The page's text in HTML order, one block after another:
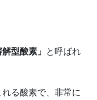
解型酸素」 と呼ばれ
る酸素で、非常に